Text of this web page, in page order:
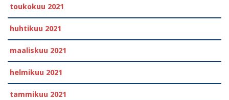
toukokuu 2021
huhtikuu 2021
maaliskuu 2021
helmikuu 2021
tammikuu 2021